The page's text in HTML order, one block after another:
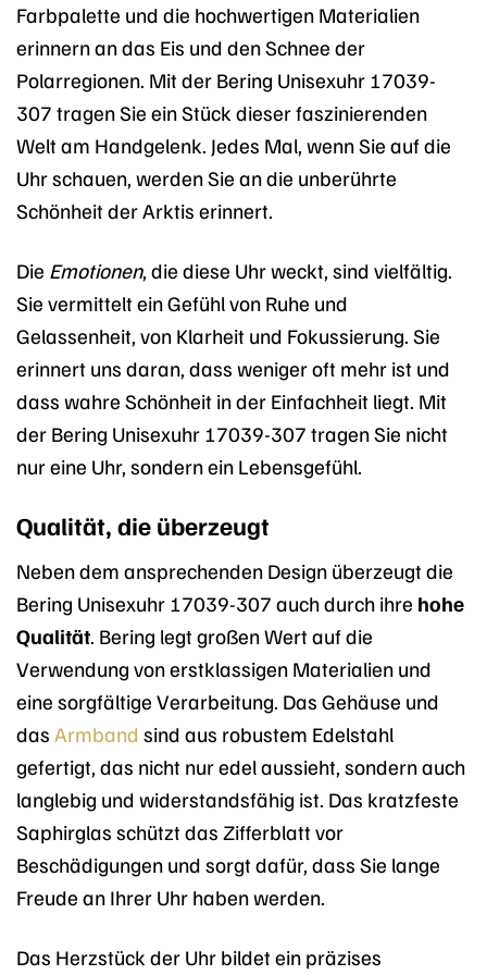
Farbpalette und die hochwertigen Materialien
erinnern an das Eis und den Schnee der
Polarregionen. Mit der Bering Unisexuhr 17039-
307 tragen Sie ein Stück dieser faszinierenden
Welt am Handgelenk. Jedes Mal, wenn Sie auf die
Uhr schauen, werden Sie an die unberührte
Schönheit der Arktis erinnert.
Die Emotionen, die diese Uhr weckt, sind vielfältig.
Sie vermittelt ein Gefühl von Ruhe und
Gelassenheit, von Klarheit und Fokussierung. Sie
erinnert uns daran, dass weniger oft mehr ist und
dass wahre Schönheit in der Einfachheit liegt. Mit
der Bering Unisexuhr 17039-307 tragen Sie nicht
nur eine Uhr, sondern ein Lebensgefühl.
Qualität, die überzeugt
Neben dem ansprechenden Design überzeugt die
Bering Unisexuhr 17039-307 auch durch ihre hohe
Qualität. Bering legt großen Wert auf die
Verwendung von erstklassigen Materialien und
eine sorgfältige Verarbeitung. Das Gehäuse und
das Armband sind aus robustem Edelstahl
gefertigt, das nicht nur edel aussieht, sondern auch
langlebig und widerstandsfähig ist. Das kratzfeste
Saphirglas schützt das Zifferblatt vor
Beschädigungen und sorgt dafür, dass Sie lange
Freude an Ihrer Uhr haben werden.
Das Herzstück der Uhr bildet ein präzises